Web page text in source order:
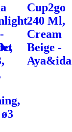
Cup2go
240 Ml,
Cream
Beige -
Aya&ida